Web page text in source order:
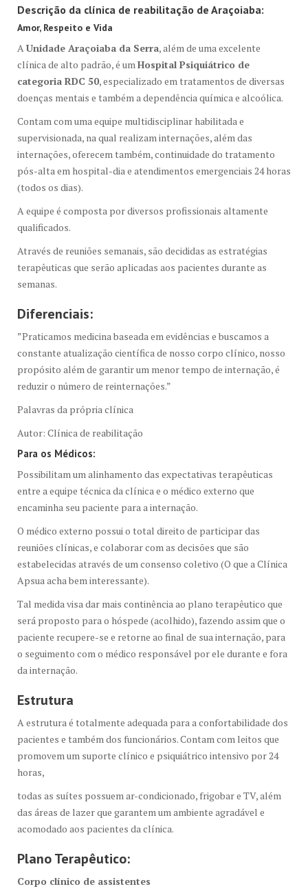
Descrição da clínica de reabilitação de Araçoiaba:
Amor, Respeito e Vida
AUnidade Araçoiaba da Serra, além de uma excelente
clínica de alto padrão, é umHospital Psiquiátrico de
categoria RDC 50, especializado em tratamentos de diversas
doenças mentais e também a dependência química e alcoólica.
Contam com uma equipe multidisciplinar habilitada e
supervisionada, na qual realizam internações, além das
internações, oferecem também, continuidade do tratamento
pós-alta em hospital-dia e atendimentos emergenciais 24 horas
(todos os dias).
A equipe é composta por diversos profissionais altamente
qualificados.
Através de reuniões semanais, são decididas as estratégias
terapêuticas que serão aplicadas aos pacientes durante as
semanas.
Diferenciais:
”Praticamos medicina baseada em evidências e buscamos a
constante atualização científica de nosso corpo clínico, nosso
propósito além de garantir um menor tempo de internação, é
reduzir o número de reinternações.”
Palavras da própria clínica
Autor: Clínica de reabilitação
Para os Médicos:
Possibilitam um alinhamento das expectativas terapêuticas
entre a equipe técnica da clínica e o médico externo que
encaminha seu paciente para a internação.
O médico externo possui o total direito de participar das
reuniões clínicas, e colaborar com as decisões que são
estabelecidas através de um consenso coletivo (O que a Clínica
Apsua acha bem interessante).
Tal medida visa dar mais continência ao plano terapêutico que
será proposto para o hóspede (acolhido), fazendo assim que o
paciente recupere-se e retorne ao final de sua internação, para
o seguimento com o médico responsável por ele durante e fora
da internação.
Estrutura
A estrutura é totalmente adequada para a confortabilidade dos
pacientes e também dos funcionários. Contam com leitos que
promovem um suporte clínico e psiquiátrico intensivo por 24
horas,
todas as suítes possuem ar-condicionado, frigobar e TV, além
das áreas de lazer que garantem um ambiente agradável e
acomodado aos pacientes da clínica.
Plano Terapêutico:
Corpo clínico de assistentes